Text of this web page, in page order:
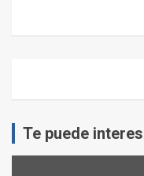
Te puede